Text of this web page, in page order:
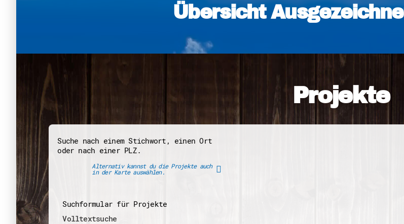
Übersicht
Projekte
Suche nach einem Stichwort, einen Ort
oder nach einer PLZ.
Alternativ kannst du die Projekte auch
in der Karte auswählen.
Suchformular für Projekte
Volltextsuche